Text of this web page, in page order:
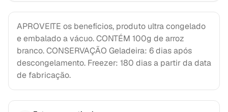
APROVEITE os benefícios, produto ultra congelado
e embalado a vácuo. CONTÉM 100g de arroz
branco. CONSERVAÇÃO Geladeira: 6 dias após
descongelamento. Freezer: 180 dias a partir da data
de fabricação.